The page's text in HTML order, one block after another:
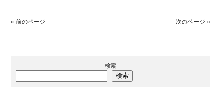
« 前のページ 次のページ »
検索
検索